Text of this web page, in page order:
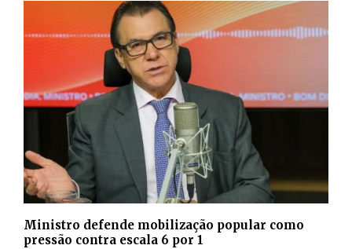
Ministro defende mobilização popular como
pressão contra escala 6 por 1